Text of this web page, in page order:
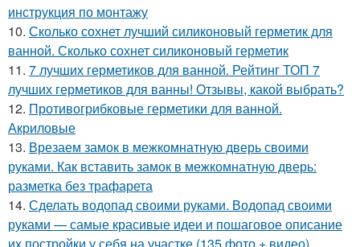
инструкция по монтажу
10. Сколько сохнет лучший силиконовый герметик для
ванной. Сколько сохнет силиконовый герметик
11. 7 лучших герметиков для ванной. Рейтинг ТОП 7
лучших герметиков для ванны! Отзывы, какой выбрать?
12. Противогрибковые герметики для ванной.
Акриловые
13. Врезаем замок в межкомнатную дверь своими
руками. Как вставить замок в межкомнатную дверь:
разметка без трафарета
14. Сделать водопад своими руками. Водопад своими
руками — самые красивые идеи и пошаговое описание
их постройки у себя на участке (135 фото + видео)